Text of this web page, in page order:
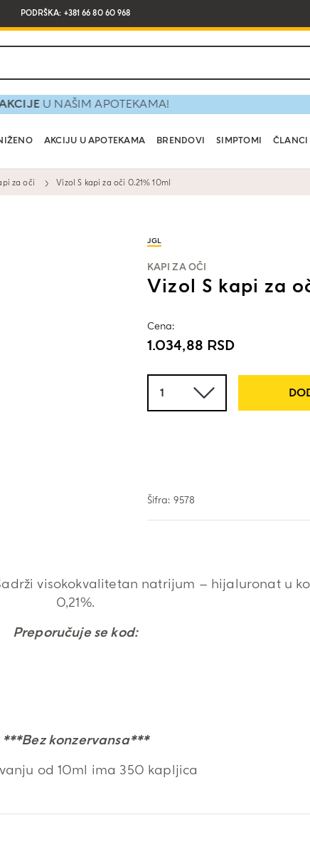
PODRŠKA: +381 66 80 60 968
U NAŠIM APOTEKAMA!
AKCIJU U APOTEKAMA BRENDOVI SIMPTOMI ČLANCI
za oči Vizol S kapi za oči 0.21% 10ml
JGL
KAPI ZA OČI
Vizol S kapi za
Cena:
1.034,88 RSD
Šifra: 9578
visokokvalitetan natrijum – hijaluronat u
0,21%.
Preporučuje se kod:
***Bez konzervansa***
od 10ml ima 350 kapljica